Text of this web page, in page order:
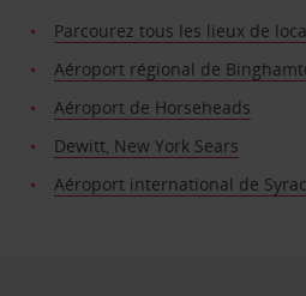
Parcourez tous les lieux de
Aéroport régional de
Aéroport de Horseheads
Dewitt, New York Sears
Aéroport international de